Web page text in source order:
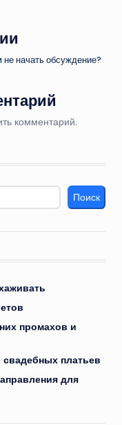
начать обсуждение?
комментарий.
Поиск
промахов и
платьев
для